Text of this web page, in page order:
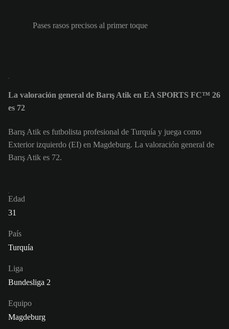
Pases rasos precisos al primer toque
La valoración general de Barış Atik en EA SPORTS FC™ 26
es 72
Barış Atik es futbolista profesional de Turquía y juega como
Exterior izquierdo (EI) en Magdeburg. La valoración general de
Barış Atik es 72.
Edad
31
País
Turquía
Liga
Bundesliga 2
Equipo
Magdeburg